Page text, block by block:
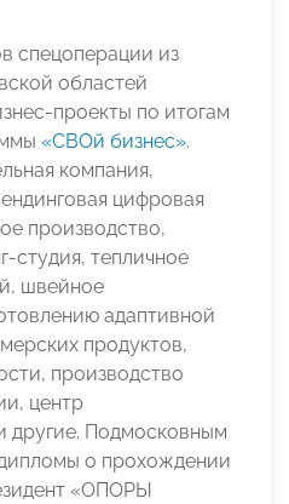
спецоперации из
областей
проекты по итогам
«СВОй бизнес».
компания,
цифровая
производство,
студия, тепличное
швейное
адаптивной
продуктов,
производство
центр
другие. Подмосковным
о прохождении
«ОПОРЫ